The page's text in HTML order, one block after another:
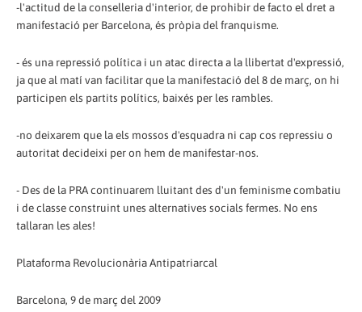
-l'actitud de la conselleria d'interior, de prohibir de facto el dret a
manifestació per Barcelona, és pròpia del franquisme.
- és una repressió política i un atac directa a la llibertat d'expressió,
ja que al matí van facilitar que la manifestació del 8 de març, o­n hi
participen els partits polítics, baixés per les rambles.
-no deixarem que la els mossos d'esquadra ni cap cos repressiu o
autoritat decideixi per o­n hem de manifestar-nos.
- Des de la PRA continuarem lluitant des d'un feminisme combatiu
i de classe construint unes alternatives socials fermes. No ens
tallaran les ales!
Plataforma Revolucionària Antipatriarcal
Barcelona, 9 de març del 2009